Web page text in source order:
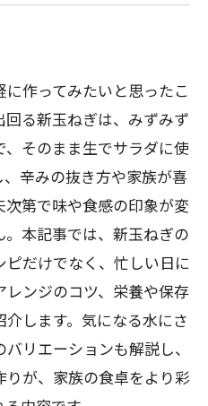
作ってみたいと思ったこ
る新玉ねぎは、みずみず
そのまま生でサラダに使
辛みの抜き方や家族が喜
第で味や食感の印象が変
本記事では、新玉ねぎの
だけでなく、忙しい日に
ンジのコツ、栄養や保存
します。気になる水にさ
リエーションも解説し、
が、家族の食卓をより彩